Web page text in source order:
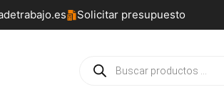
Solicitar presupuesto
Búsqueda
de